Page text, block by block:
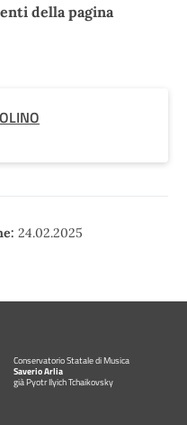
della pagina
24.02.2025
Conservatorio Statale di Musica
Saverio Arlia
già Pyotr Ilyich Tchaikovsky